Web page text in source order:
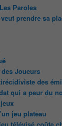
Paroles
prendre sa
Joueurs
des
qui a peur du
jeu plateau